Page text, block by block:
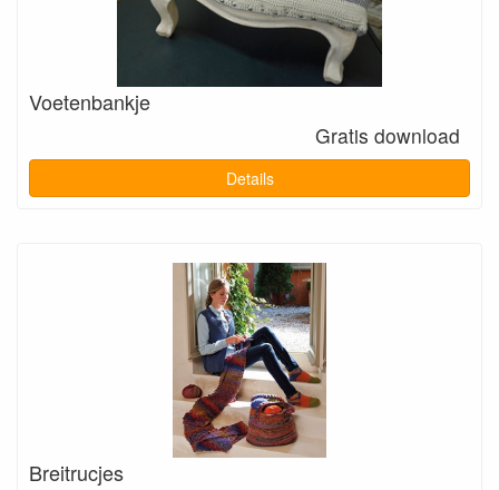
Voetenbankje
Gratis download
Details
Breitrucjes